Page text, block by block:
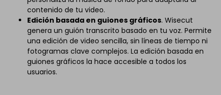
contenido de tu video.
Edición basada en guiones gráficos. Wisecut
genera un guión transcrito basado en tu voz. Permite
una edición de video sencilla, sin líneas de tiempo ni
fotogramas clave complejos. La edición basada en
guiones gráficos la hace accesible a todos los
usuarios.